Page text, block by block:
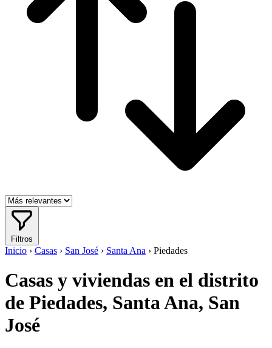
Filtros
Inicio › Casas › San José › Santa Ana › Piedades
Casas y viviendas en el distrito
de Piedades, Santa Ana, San
José